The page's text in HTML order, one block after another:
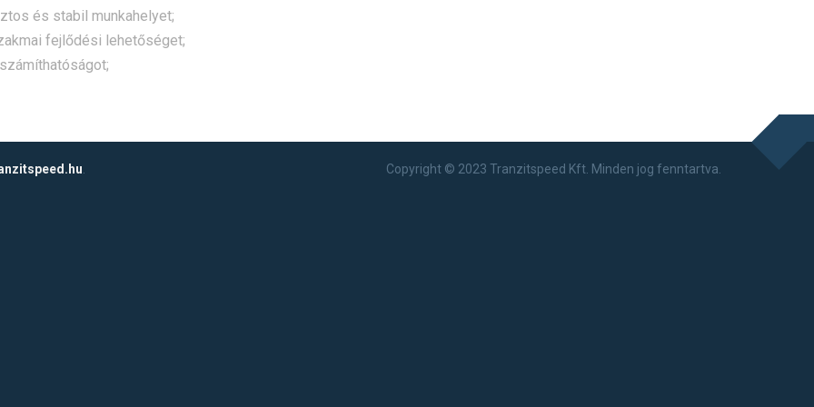
és stabil munkahelyet;
fejlődési lehetőséget;
Copyright © 2023 Tranzitspeed Kft. Minden jog fenntartva.